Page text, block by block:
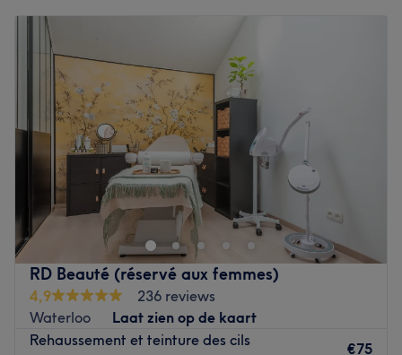
Dinsdag
Woensdag
Donderdag
Vrijdag
Zaterdag
11:00–
Zondag
Gesloten
Blush Beauty Room est un salon de beauté spécialisé
dans les soins du visage et l'analyse de la peau à Rhode-
Saint-Genèse. Natalia, esthéticienne diplômée et
passionnée, adapte chaque soin en fonction de votre
type de peau pour vous apporter un soin personnalisé et
sur-mesure qui répond vraiment aux besoins de votre
peau. Vous profiterez de cette pause bien-être dans un
univers chaleureux dédié à la beauté de la femme.
RD Beauté (réservé aux femmes)
4,9
236 reviews
Waterloo
Laat zien op de kaart
Rehaussement et teinture des cils
€75